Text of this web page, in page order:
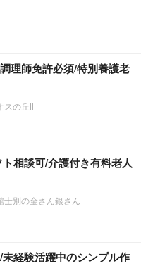
理師免許必須/特別養護老
スの丘Ⅱ
相談可/介護付き有料老人
士別の金さん銀さん
経験活躍中のシンプル作